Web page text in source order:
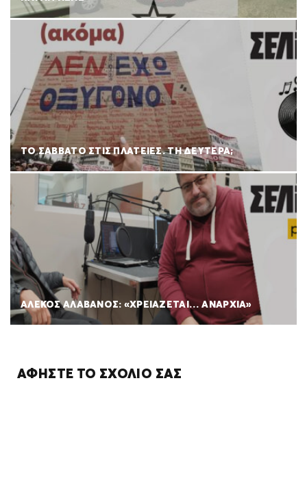
ΤΟ ΣΑΒΒΑΤΟ ΣΤΙΣ ΠΛΑΤΕΙΕΣ. ΤΗ ΔΕΥΤΕΡΑ;
ΑΛΕΚΟΣ ΑΛΑΒΑΝΟΣ: «ΧΡΕΙΑΖΕΤΑΙ… ΑΝΑΡΧΙΑ»
ΑΦΉΣΤΕ ΤΟ ΣΧΌΛΙΌ ΣΑΣ